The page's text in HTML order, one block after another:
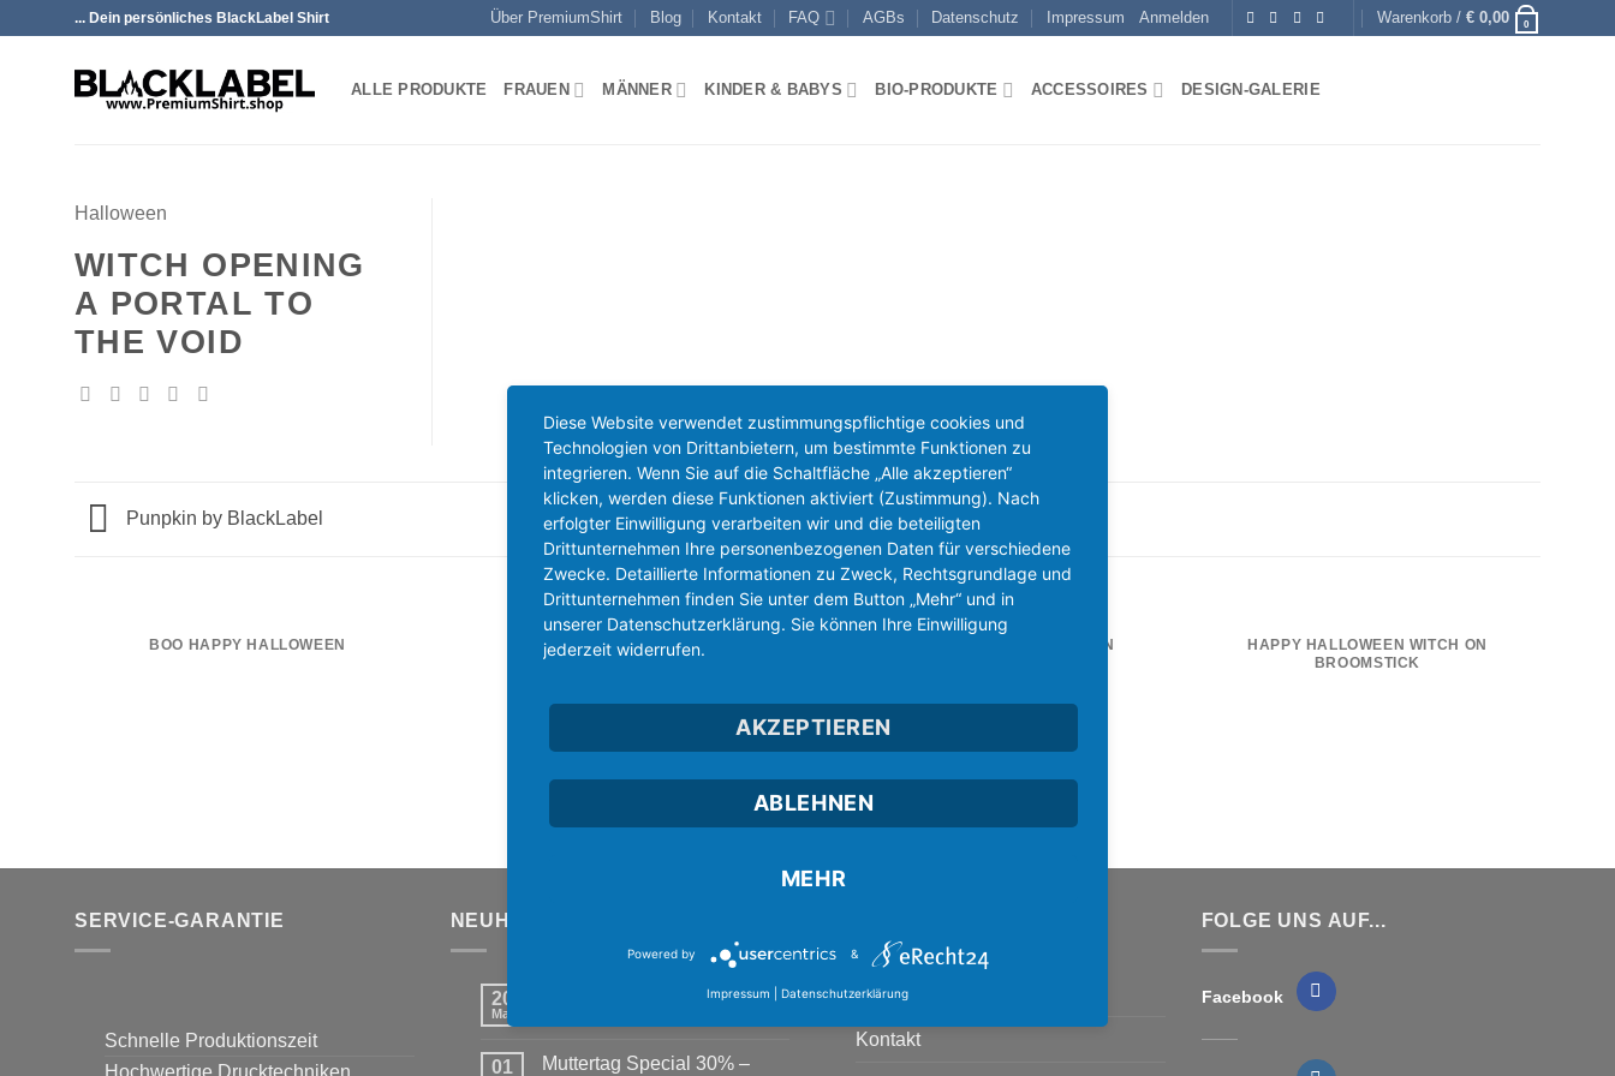
... Dein persönliches BlackLabel Shirt Über PremiumShirt Blog Kontakt FAQ AGBs Datenschutz Impressum Anmelden Warenkorb / € 0,00 0
ALLE PRODUKTE FRAUEN MÄNNER KINDER & BABYS BIO-PRODUKTE ACCESSOIRES DESIGN-GALERIE
Halloween
WITCH OPENING
A PORTAL TO
THE VOID
Punpkin by BlackLabel
BOO HAPPY HALLOWEEN BOO HAPPY HALLOWEEN
HAPPY HALLOWEEN WITCH ON
HAPPY HALLOWEEN WITCH ON
BROOMSTICK
SERVICE-GARANTIE
Schnelle Produktionszeit
NEUHEITEN & NEWS
20
Mai
20% Rabatt bis 24. Mai 2026
20%
01
Muttertag Special 30% –
Über PremiumShirt
Kontakt
FOLGE UNS AUF...
Facebook
Diese Website verwendet zustimmungspflichtige cookies und
Technologien von Drittanbietern, um bestimmte Funktionen zu
integrieren. Wenn Sie auf die Schaltfläche „Alle akzeptieren“
klicken, werden diese Funktionen aktiviert (Zustimmung). Nach
erfolgter Einwilligung verarbeiten wir und die beteiligten
Drittunternehmen Ihre personenbezogenen Daten für verschiedene
Zwecke. Detaillierte Informationen zu Zweck, Rechtsgrundlage und
Drittunternehmen finden Sie unter dem Button „Mehr“ und in
unserer Datenschutzerklärung. Sie können Ihre Einwilligung
jederzeit widerrufen.
AKZEPTIEREN
ABLEHNEN
MEHR
Powered by &
Impressum Datenschutzerklärung